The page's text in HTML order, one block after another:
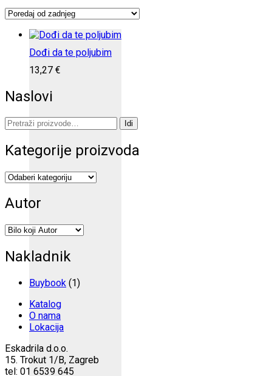
Dođi da te poljubim
13,27 €
Naslovi
Pretraži: Idi
Kategorije proizvoda
Autor
Nakladnik
Buybook (1)
Katalog
O nama
Lokacija
Eskadrila d.o.o.
15. Trokut 1/B, Zagreb
tel: 01 6539 645